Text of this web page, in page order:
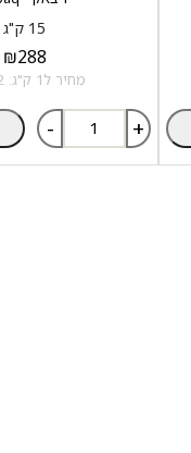
15 ק"ג
₪288
מחיר ל1 ק"ג: 19.2 ₪
- +